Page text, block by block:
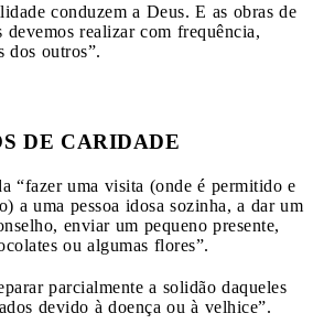
conduzem a Deus. E as obras de
realizar com frequência,
dos outros”.
DE CARIDADE
“fazer uma visita (onde é permitido e
a uma pessoa idosa sozinha, a dar um
enviar um pequeno presente,
ou algumas flores”.
parcialmente a solidão daqueles
devido à doença ou à velhice”.